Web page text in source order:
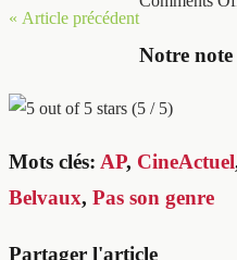
« Article précédent
Notre note
(5 / 5)
Mots clés: AP, CineActuel
Belvaux, Pas son genre
Partager l'article